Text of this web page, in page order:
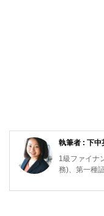
執筆者 : 下
1級ファイナ
務)、第一種
東京都出身